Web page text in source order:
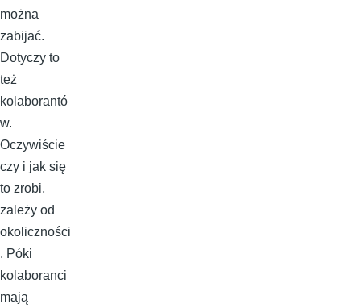
można
zabijać.
Dotyczy to
też
kolaborantó
w.
Oczywiście
czy i jak się
to zrobi,
zależy od
okoliczności
. Póki
kolaboranci
mają